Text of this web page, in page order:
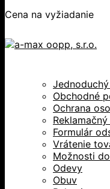
Cena na vyžiadanie
Obchodné
Ochrana
Formulár
Vrátenie
Možnosti
Odevy
Obuv